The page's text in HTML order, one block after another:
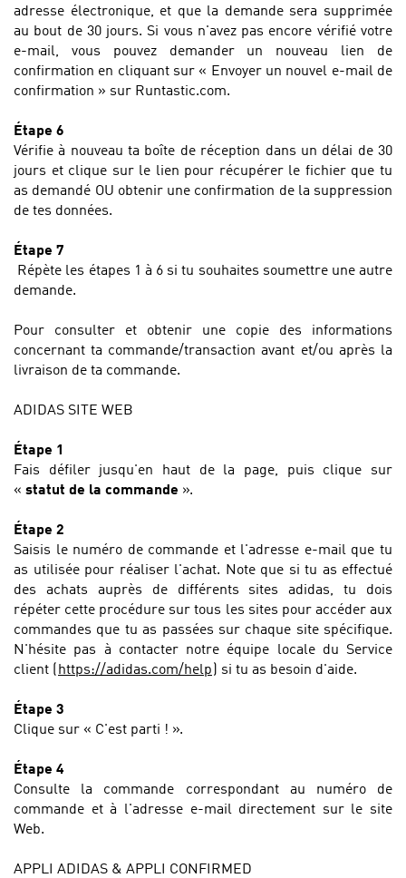
adresse électronique, et que la demande sera supprimée
au bout de 30 jours. Si vous n'avez pas encore vérifié votre
e-mail, vous pouvez demander un nouveau lien de
confirmation en cliquant sur « Envoyer un nouvel e-mail de
confirmation » sur Runtastic.com.
Étape 6
Vérifie à nouveau ta boîte de réception dans un délai de 30
jours et clique sur le lien pour récupérer le fichier que tu
as demandé OU obtenir une confirmation de la suppression
de tes données.
Étape 7
Répète les étapes 1 à 6 si tu souhaites soumettre une autre
demande.
Pour consulter et obtenir une copie des informations
concernant ta commande/transaction avant et/ou après la
livraison de ta commande.
ADIDAS SITE WEB
Étape 1
Fais défiler jusqu'en haut de la page, puis clique sur
« statut de la commande ».
Étape 2
Saisis le numéro de commande et l'adresse e-mail que tu
as utilisée pour réaliser l'achat. Note que si tu as effectué
des achats auprès de différents sites adidas, tu dois
répéter cette procédure sur tous les sites pour accéder aux
commandes que tu as passées sur chaque site spécifique.
N'hésite pas à contacter notre équipe locale du Service
client (
https://adidas.com/help ) si tu as besoin d'aide.
Étape 3
Clique sur « C'est parti ! ».
Étape 4
Consulte la commande correspondant au numéro de
commande et à l'adresse e-mail directement sur le site
Web.
APPLI ADIDAS & APPLI CONFIRMED